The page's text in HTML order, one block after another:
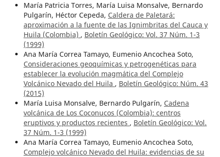
María Patricia Torres, María Luisa Monsalve, Bernardo
Pulgarín, Héctor Cepeda, Caldera de Paletará:
aproximación a la fuente de las Ignimbritas del Cauca y
Huila (Colombia) , Boletín Geológico: Vol. 37 Núm. 1-3
(1999)
Ana María Correa Tamayo, Eumenio Ancochea Soto,
Consideraciones geoquímicas y petrogenéticas para
establecer la evolución magmática del Complejo
Volcánico Nevado del Huila , Boletín Geológico: Núm. 43
(2015)
María Luisa Monsalve, Bernardo Pulgarín, Cadena
volcánica de Los Coconucos (Colombia): centros
eruptivos y productos recientes , Boletín Geológico: Vol.
37 Núm. 1-3 (1999)
Ana María Correa Tamayo, Eumenio Ancochea Soto,
Complejo volcánico Nevado del Huila: evidencias de su